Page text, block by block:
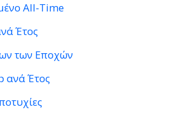
All-Time
Έτος
των Εποχών
ανά Έτος